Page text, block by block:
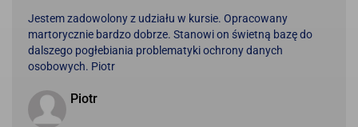
Jestem zadowolony z udziału w kursie. Opracowany
martorycznie bardzo dobrze. Stanowi on świetną bazę do
dalszego pogłebiania problematyki ochrony danych
osobowych. Piotr
Piotr